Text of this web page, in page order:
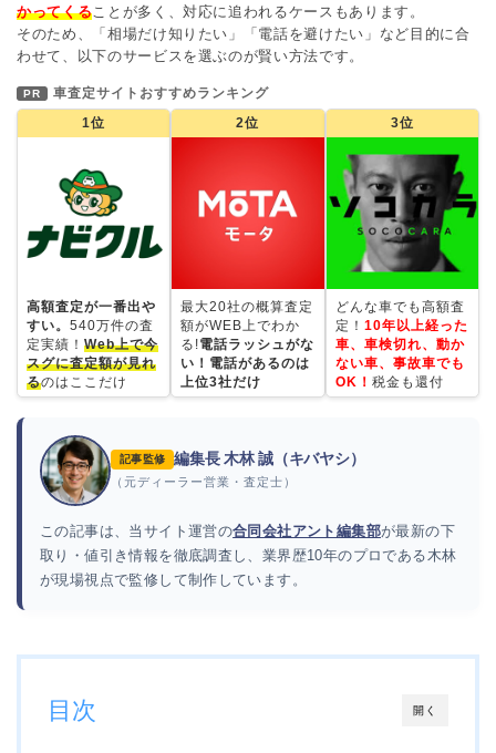
かってくる ことが多く、対応に追われるケースもあります。
そのため、「相場だけ知りたい」「電話を避けたい」など目的に合
わせて、以下のサービスを選ぶのが賢い方法です。
PR
車査定サイトおすすめランキング
1位
高額査定が一番出や
すい。 540万件の査
定実績！ Web上で今
スグに査定額が見れ
るのはここだけ
2位
最大20社の概算査定
額がWEB上でわか
る!電話ラッシュがな
い！電話があるのは
上位3社だけ
3位
どんな車でも高額査
定！ 10年以上経った
車、車検切れ、動か
ない車、事故車でも
OK！ 税金も還付
記事監修 編集長 木林 誠（キバヤシ）
（元ディーラー営業・査定士）
この記事は、当サイト運営の合同会社アント編集部が最新の下
取り・値引き情報を徹底調査し、業界歴10年のプロである木林
が現場視点で監修して制作しています。
開く
目次